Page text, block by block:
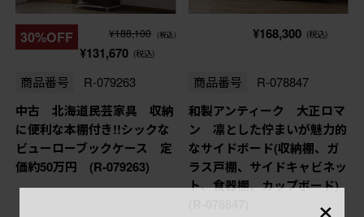
30%OFF ¥188,100 (税込)
¥131,670 (税込)
商品番号 R-079263
中古 北海道民芸家具 収納
に便利な本棚付き!!シックな
ビューローブックケース 定
価約50万円 (R-079263)
¥168,300 (税込)
商品番号 R-078847
和製アンティーク 大正ロマ
ン 凛とした佇まいが魅力的
なサイドボード(収納棚、ガ
ラス戸棚、サイドキャビネッ
ト、食器棚、カップボード)
×